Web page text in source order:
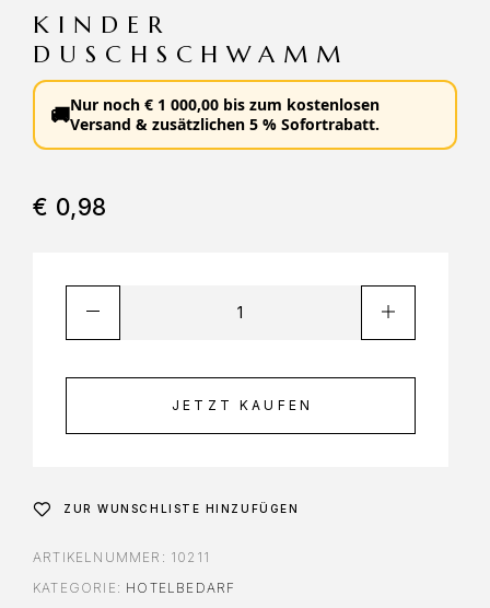
KINDER
DUSCHSCHWAMM
🚚Nur noch € 1 000,00 bis zum kostenlosen
Versand & zusätzlichen 5 % Sofortrabatt.
€ 0,98
JETZT KAUFEN
ZUR WUNSCHLISTE HINZUFÜGEN
ARTIKELNUMMER: 10211
KATEGORIE: HOTELBEDARF